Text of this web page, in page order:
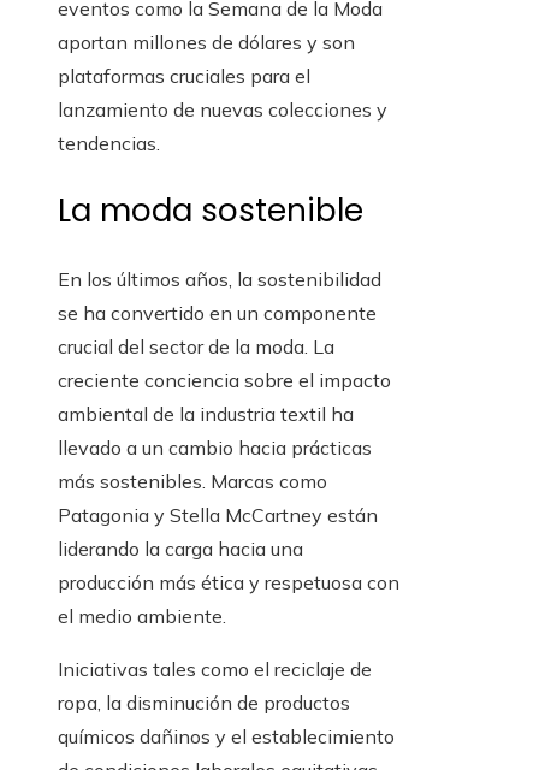
eventos como la Semana de la Moda
aportan millones de dólares y son
plataformas cruciales para el
lanzamiento de nuevas colecciones y
tendencias.
La moda sostenible
En los últimos años, la sostenibilidad
se ha convertido en un componente
crucial del sector de la moda. La
creciente conciencia sobre el impacto
ambiental de la industria textil ha
llevado a un cambio hacia prácticas
más sostenibles. Marcas como
Patagonia y Stella McCartney están
liderando la carga hacia una
producción más ética y respetuosa con
el medio ambiente.
Iniciativas tales como el reciclaje de
ropa, la disminución de productos
químicos dañinos y el establecimiento